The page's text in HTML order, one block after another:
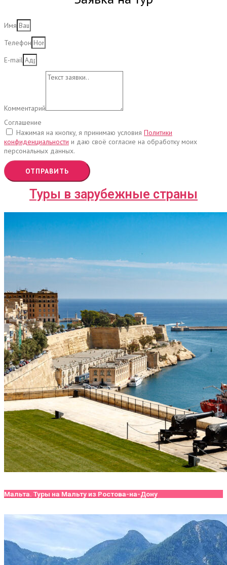
Имя
Телефон
E-mail
Комментарий
Соглашение
Нажимая на кнопку, я принимаю условия Политики
конфиденциальности и даю своё согласие на обработку моих
персональных данных.
ОТПРАВИТЬ
Туры в зарубежные страны
Мальта. Туры на Мальту из Ростова-на-Дону